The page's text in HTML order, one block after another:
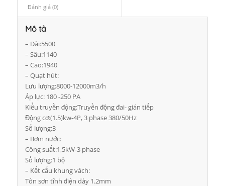
Đánh giá (0)
Mô tả
– Dài:5500
– Sâu:1140
– Cao:1940
– Quạt hút:
Lưu lượng:8000-12000m3/h
Áp lực: 180 -250 PA
Kiểu truyền động:Truyền động đai- gián tiếp
Động cơ:(1.5)kw-4P, 3 phase 380/50Hz
Số lượng:3
– Bơm nước:
Công suất:1,5kW-3 phase
Số lượng:1 bộ
– Kết cấu khung vách:
Tôn sơn tĩnh điện dày 1.2mm